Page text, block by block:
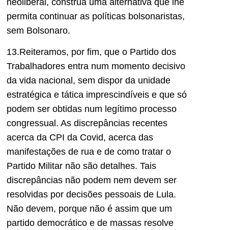
permita continuar as políticas bolsonaristas,
sem Bolsonaro.
13.Reiteramos, por fim, que o Partido dos
Trabalhadores entra num momento decisivo
da vida nacional, sem dispor da unidade
estratégica e tática imprescindíveis e que só
podem ser obtidas num legítimo processo
congressual. As discrepâncias recentes
acerca da CPI da Covid, acerca das
manifestações de rua e de como tratar o
Partido Militar não são detalhes. Tais
discrepâncias não podem nem devem ser
resolvidas por decisões pessoais de Lula.
Não devem, porque não é assim que um
partido democrático e de massas resolve